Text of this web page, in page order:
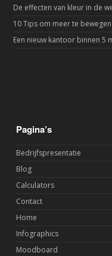
De effecten van kleur in de
10 Tips om meer te
Een nieuw kantoor binnen 5
Pagina’s
Bedrijfspresentatie
Blog
Calculators
Contact
Home
Infographics
Moodboard